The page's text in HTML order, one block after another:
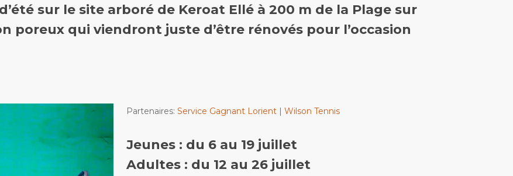
sur le site arboré de Keroat Ellé à 200 m de la Plage sur
poreux qui viendront juste d’être rénovés pour l’occasion
Partenaires:Service Gagnant Lorient |Wilson Tennis
Jeunes : du 6 au 19 juillet
Adultes : du 12 au 26 juillet